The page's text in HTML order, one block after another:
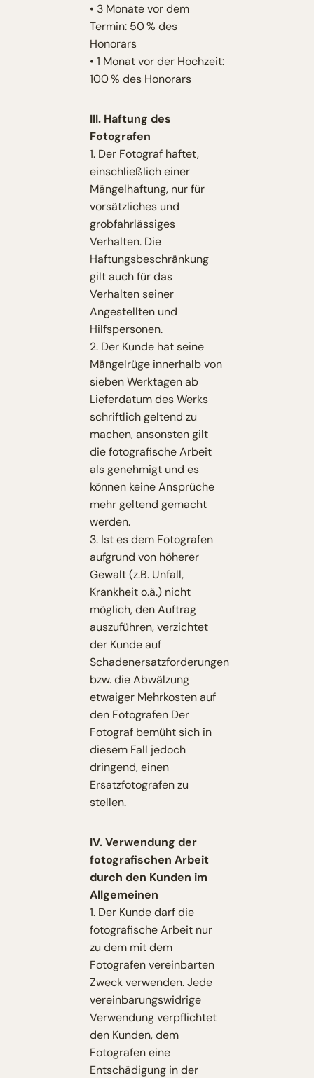
• 3 Monate vor dem
Termin: 50 % des
Honorars
• 1 Monat vor der Hochzeit:
100 % des Honorars
III. Haftung des
Fotografen
1. Der Fotograf haftet,
einschließlich einer
Mängelhaftung, nur für
vorsätzliches und
grobfahrlässiges
Verhalten. Die
Haftungsbeschränkung
gilt auch für das
Verhalten seiner
Angestellten und
Hilfspersonen.
2. Der Kunde hat seine
Mängelrüge innerhalb von
sieben Werktagen ab
Lieferdatum des Werks
schriftlich geltend zu
machen, ansonsten gilt
die fotografische Arbeit
als genehmigt und es
können keine Ansprüche
mehr geltend gemacht
werden.
3. Ist es dem Fotografen
aufgrund von höherer
Gewalt (z.B. Unfall,
Krankheit o.ä.) nicht
möglich, den Auftrag
auszuführen, verzichtet
der Kunde auf
Schadenersatzforderungen
bzw. die Abwälzung
etwaiger Mehrkosten auf
den Fotografen Der
Fotograf bemüht sich in
diesem Fall jedoch
dringend, einen
Ersatzfotografen zu
stellen.
IV. Verwendung der
fotografischen Arbeit
durch den Kunden im
Allgemeinen
1. Der Kunde darf die
fotografische Arbeit nur
zu dem mit dem
Fotografen vereinbarten
Zweck verwenden. Jede
vereinbarungswidrige
Verwendung verpflichtet
den Kunden, dem
Fotografen eine
Entschädigung in der